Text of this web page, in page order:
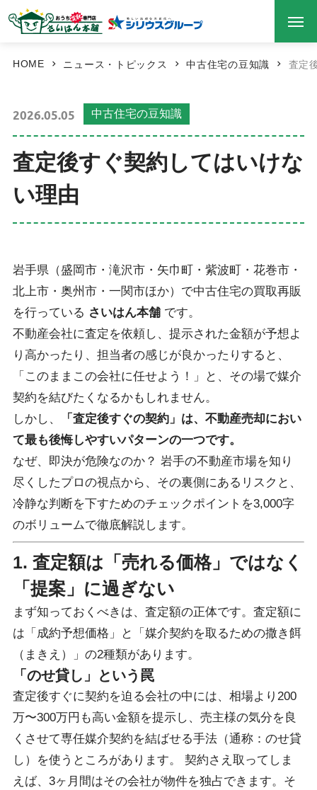
HOME ニュース・トピックス 中古住宅の豆知識 査定
2026.05.05 中古住宅の豆知識
査定後すぐ契約してはいけな
い理由
岩手県（盛岡市・滝沢市・矢巾町・紫波町・花巻市・
北上市・奥州市・一関市ほか）で中古住宅の買取再販
を行っている さいはん本舗です。
不動産会社に査定を依頼し、提示された金額が予想よ
り高かったり、担当者の感じが良かったりすると、
「このままこの会社に任せよう！」と、その場で媒介
契約を結びたくなるかもしれません。
しかし、
「査定後すぐの契約」は、不動産売却におい
て最も後悔しやすいパターンの一つです。
なぜ、即決が危険なのか？ 岩手の不動産市場を知り
尽くしたプロの視点から、その裏側にあるリスクと、
冷静な判断を下すためのチェックポイントを3,000字
のボリュームで徹底解説します。
1. 査定額は「売れる価格」ではなく
「提案」に過ぎない
まず知っておくべきは、査定額の正体です。査定額に
は「成約予想価格」と「媒介契約を取るための撒き餌
（まきえ）」の2種類があります。
「のせ貸し」という罠
査定後すぐに契約を迫る会社の中には、相場より200
万〜300万円も高い金額を提示し、売主様の気分を良
くさせて専任媒介契約を結ばせる手法（通称：のせ貸
し）を使うところがあります。 契約さえ取ってしま
えば、3ヶ月間はその会社が物件を独占できます。そ